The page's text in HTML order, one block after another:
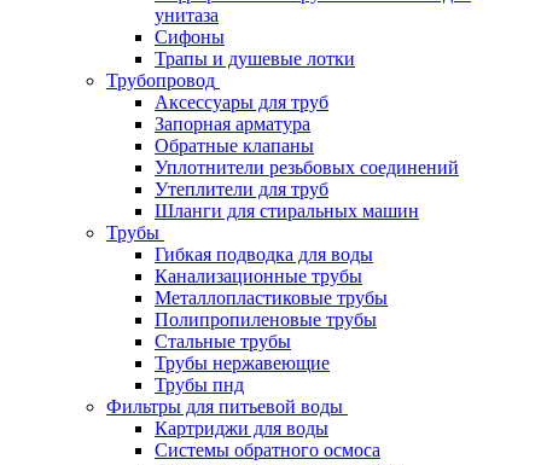
унитаза
Сифоны
Трапы и душевые лотки
Трубопровод
Аксессуары для труб
Запорная арматура
Обратные клапаны
Уплотнители резьбовых соединений
Утеплители для труб
Шланги для стиральных машин
Трубы
Гибкая подводка для воды
Канализационные трубы
Металлопластиковые трубы
Полипропиленовые трубы
Стальные трубы
Трубы нержавеющие
Трубы пнд
Фильтры для питьевой воды
Картриджи для воды
Системы обратного осмоса